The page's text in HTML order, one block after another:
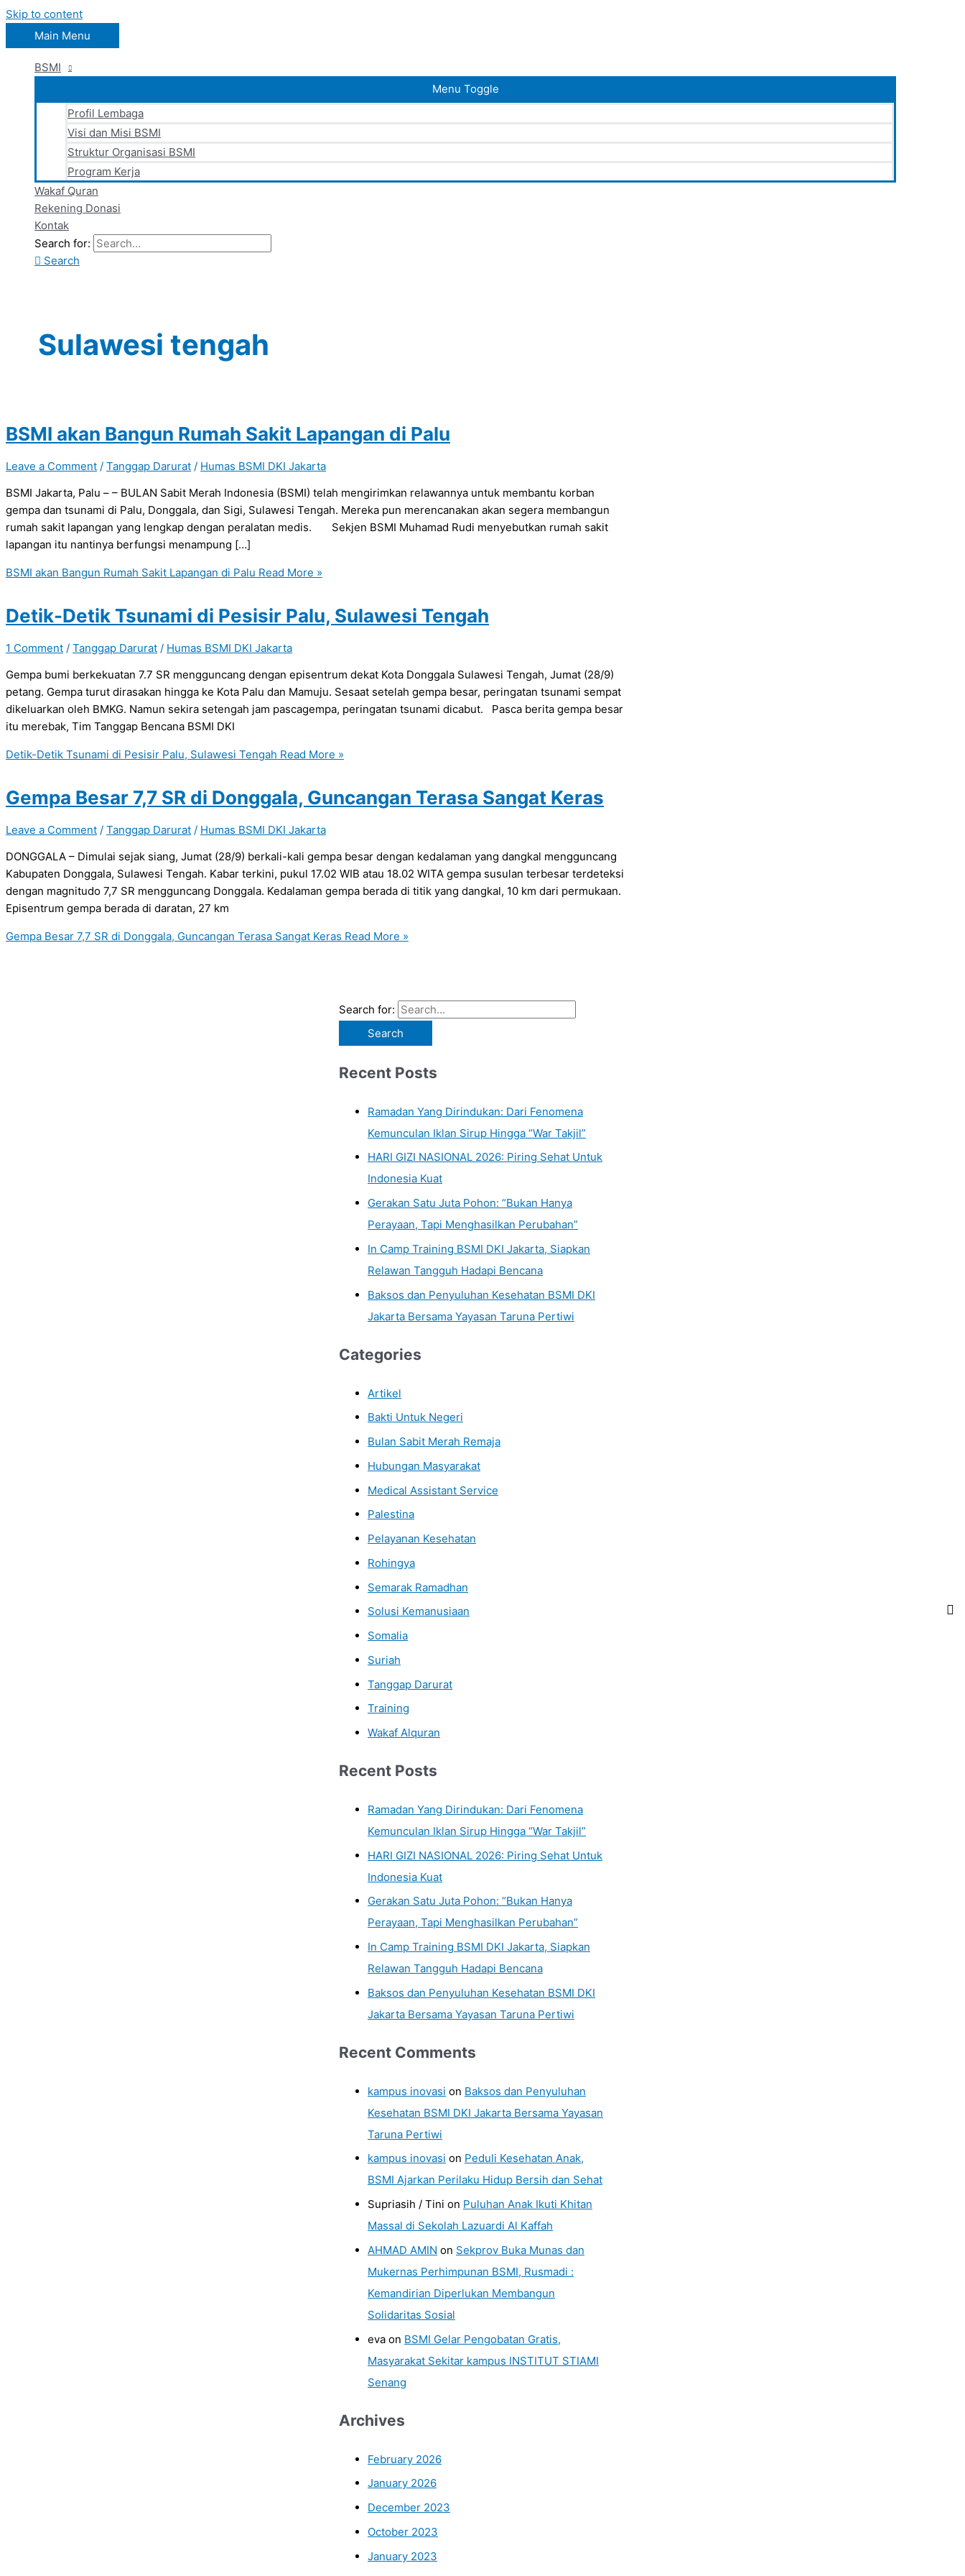
Skip to content
Main Menu
BSMI
Menu Toggle
Profil Lembaga
Visi dan Misi BSMI
Struktur Organisasi BSMI
Program Kerja
Wakaf Quran
Rekening Donasi
Kontak
Search for:
Search
Sulawesi tengah
BSMI akan Bangun Rumah Sakit Lapangan di Palu
Leave a Comment / Tanggap Darurat / Humas BSMI DKI Jakarta
BSMI Jakarta, Palu – – BULAN Sabit Merah Indonesia (BSMI) telah mengirimkan relawannya untuk membantu korban
gempa dan tsunami di Palu, Donggala, dan Sigi, Sulawesi Tengah. Mereka pun merencanakan akan segera membangun
rumah sakit lapangan yang lengkap dengan peralatan medis. Sekjen BSMI Muhamad Rudi menyebutkan rumah sakit
lapangan itu nantinya berfungsi menampung […]
BSMI akan Bangun Rumah Sakit Lapangan di Palu Read More »
Detik-Detik Tsunami di Pesisir Palu, Sulawesi Tengah
1 Comment / Tanggap Darurat / Humas BSMI DKI Jakarta
Gempa bumi berkekuatan 7.7 SR mengguncang dengan episentrum dekat Kota Donggala Sulawesi Tengah, Jumat (28/9)
petang. Gempa turut dirasakan hingga ke Kota Palu dan Mamuju. Sesaat setelah gempa besar, peringatan tsunami sempat
dikeluarkan oleh BMKG. Namun sekira setengah jam pascagempa, peringatan tsunami dicabut. Pasca berita gempa besar
itu merebak, Tim Tanggap Bencana BSMI DKI
Detik-Detik Tsunami di Pesisir Palu, Sulawesi Tengah Read More »
Gempa Besar 7,7 SR di Donggala, Guncangan Terasa Sangat Keras
Leave a Comment / Tanggap Darurat / Humas BSMI DKI Jakarta
DONGGALA – Dimulai sejak siang, Jumat (28/9) berkali-kali gempa besar dengan kedalaman yang dangkal mengguncang
Kabupaten Donggala, Sulawesi Tengah. Kabar terkini, pukul 17.02 WIB atau 18.02 WITA gempa susulan terbesar terdeteksi
dengan magnitudo 7,7 SR mengguncang Donggala. Kedalaman gempa berada di titik yang dangkal, 10 km dari permukaan.
Episentrum gempa berada di daratan, 27 km
Gempa Besar 7,7 SR di Donggala, Guncangan Terasa Sangat Keras Read More »
Search for:
Recent Posts
Ramadan Yang Dirindukan: Dari Fenomena
Kemunculan Iklan Sirup Hingga “War Takjil”
HARI GIZI NASIONAL 2026: Piring Sehat Untuk
Indonesia Kuat
Gerakan Satu Juta Pohon: “Bukan Hanya
Perayaan, Tapi Menghasilkan Perubahan”
In Camp Training BSMI DKI Jakarta, Siapkan
Relawan Tangguh Hadapi Bencana
Baksos dan Penyuluhan Kesehatan BSMI DKI
Jakarta Bersama Yayasan Taruna Pertiwi
Categories
Artikel
Bakti Untuk Negeri
Bulan Sabit Merah Remaja
Hubungan Masyarakat
Medical Assistant Service
Palestina
Pelayanan Kesehatan
Rohingya
Semarak Ramadhan
Solusi Kemanusiaan
Somalia
Suriah
Tanggap Darurat
Training
Wakaf Alquran
Recent Posts
Ramadan Yang Dirindukan: Dari Fenomena
Kemunculan Iklan Sirup Hingga “War Takjil”
HARI GIZI NASIONAL 2026: Piring Sehat Untuk
Indonesia Kuat
Gerakan Satu Juta Pohon: “Bukan Hanya
Perayaan, Tapi Menghasilkan Perubahan”
In Camp Training BSMI DKI Jakarta, Siapkan
Relawan Tangguh Hadapi Bencana
Baksos dan Penyuluhan Kesehatan BSMI DKI
Jakarta Bersama Yayasan Taruna Pertiwi
Recent Comments
kampus inovasi on Baksos dan Penyuluhan
Kesehatan BSMI DKI Jakarta Bersama Yayasan
Taruna Pertiwi
kampus inovasi on Peduli Kesehatan Anak,
BSMI Ajarkan Perilaku Hidup Bersih dan Sehat
Supriasih / Tini on Puluhan Anak Ikuti Khitan
Massal di Sekolah Lazuardi Al Kaffah
AHMAD AMIN on Sekprov Buka Munas dan
Mukernas Perhimpunan BSMI, Rusmadi :
Kemandirian Diperlukan Membangun
Solidaritas Sosial
eva on BSMI Gelar Pengobatan Gratis,
Masyarakat Sekitar kampus INSTITUT STIAMI
Senang
Archives
February 2026
January 2026
December 2023
October 2023
January 2023